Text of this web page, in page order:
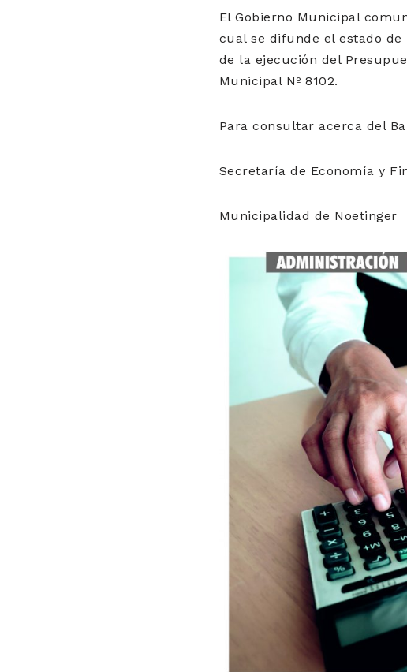
El Gobierno Municipal
cual se difunde el estado
de la ejecución del
Municipal Nº 8102.
Para consultar acerca del
Secretaría de Economía y
Municipalidad de Noetinger